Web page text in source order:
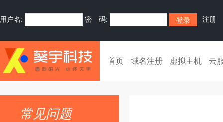
用户名: 密 码: 注册
首页 域名注册 虚拟主机 云
常见问题